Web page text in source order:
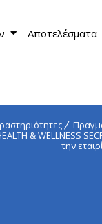
Αποτελέσματα
& WELLNESS
την